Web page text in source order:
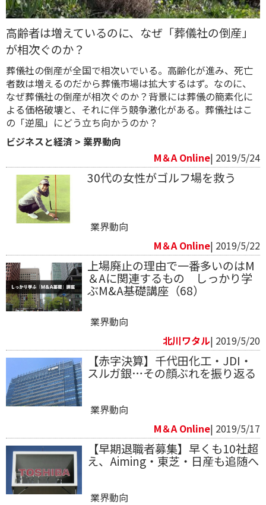
高齢者は増えているのに、なぜ「葬儀社の倒産」
が相次ぐのか？
葬儀社の倒産が全国で相次いでいる。高齢化が進み、死亡
者数は増えるのだから葬儀市場は拡大するはず。なのに、
なぜ葬儀社の倒産が相次ぐのか？背景には葬儀の簡素化に
よる価格破壊と、それに伴う競争激化がある。葬儀社はこ
の「逆風」にどう立ち向かうのか？
ビジネスと経済 > 業界動向
M＆A Online| 2019/5/24
30代の女性がゴルフ場を救う
業界動向
M＆A Online| 2019/5/22
上場廃止の理由で一番多いのはM
＆Aに関連するもの しっかり学
ぶM&A基礎講座（68）
業界動向
北川ワタル| 2019/5/20
【赤字決算】千代田化工・JDI・
スルガ銀…その顔ぶれを振り返る
業界動向
M＆A Online| 2019/5/17
【早期退職者募集】早くも10社超
え、Aiming・東芝・日産も追随へ
業界動向